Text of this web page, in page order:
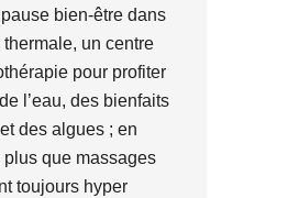
bien-être dans
un centre
pour profiter
l’eau, des bienfaits
des algues ; en
plus que massages
toujours hyper